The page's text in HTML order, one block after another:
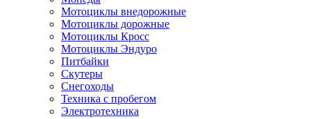
Мотоциклы внедорожные
Мотоциклы дорожные
Мотоциклы Кросс
Мотоциклы Эндуро
Питбайки
Скутеры
Снегоходы
Техника с пробегом
Электротехника